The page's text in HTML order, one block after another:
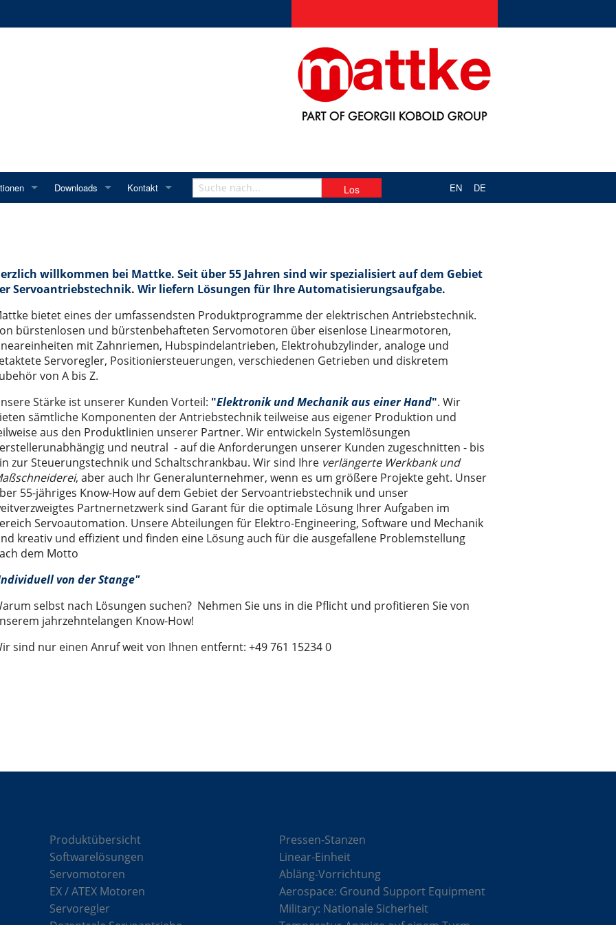
der Serie EX
der Serie EY
ETH
/ MISO
60, 80, 100
50, 65, 80, 110
entry level" der Serie LIGHT 30, 50, 80
Serie ONE 50, 80, 110
der Serie ROBOT 100, 130, 160, 220
der Serie SC 65 (100), 130, 160
der Serie VR 140
Leitungen
sowie für optische Fiberglaskabel
für 4 Leitungen
Turm
Transportsysteme
Servomotor)
Archiv
InformationenWechsel- oder Gleichstrom?
Kein Trick. Reine Ingenieursleistung.
Sicherheitstechnik
Neue internationale Wirkungsgradklassen für Motoren
Downloads
Kontakt
Im Ausland
Login
EN DE
willkommen bei Mattke. Seit über 55 Jahren sind wir spezialisiert auf dem Gebiet
Servoantriebstechnik. Wir liefern Lösungen für Ihre Automatisierungsaufgabe.
bietet eines der umfassendsten Produktprogramme der elektrischen Antriebstechnik.
bürstenlosen und bürstenbehafteten Servomotoren über eisenlose Linearmotoren,
mit Zahnriemen, Hubspindelantrieben, Elektrohubzylinder, analoge und
Servoregler, Positioniersteuerungen, verschiedenen Getrieben und diskretem
von A bis Z.
Stärke ist unserer Kunden Vorteil: "Elektronik und Mechanik aus einer Hand". Wir
sämtliche Komponenten der Antriebstechnik teilweise aus eigener Produktion und
aus den Produktlinien unserer Partner. Wir entwickeln Systemlösungen
und neutral - auf die Anforderungen unserer Kunden zugeschnitten - bis
zur Steuerungstechnik und Schaltschrankbau. Wir sind Ihre verlängerte Werkbank und
, aber auch Ihr Generalunternehmer, wenn es um größere Projekte geht. Unser
55-jähriges Know-How auf dem Gebiet der Servoantriebstechnik und unser
Partnernetzwerk sind Garant für die optimale Lösung Ihrer Aufgaben im
Servoautomation. Unsere Abteilungen für Elektro-Engineering, Software und Mechanik
kreativ und effizient und finden eine Lösung auch für die ausgefallene Problemstellung
dem Motto
von der Stange"
selbst nach Lösungen suchen? Nehmen Sie uns in die Pflicht und profitieren Sie von
jahrzehntelangen Know-How!
sind nur einen Anruf weit von Ihnen entfernt: +49 761 15234 0
Produktübersicht
Softwarelösungen
Servomotoren
EX / ATEX Motoren
Servoregler
Pressen-Stanzen
Linear-Einheit
Abläng-Vorrichtung
Aerospace: Ground Support Equipment
Military: Nationale Sicherheit